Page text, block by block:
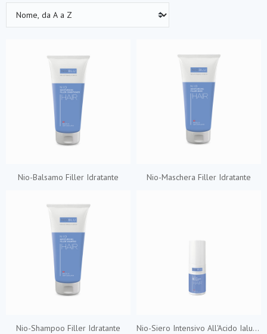
Nio-Balsamo Filler Idratante Nio-Maschera Filler Idratante
Nio-Shampoo Filler Idratante Nio-Siero Intensivo All'Acido Ialuronico